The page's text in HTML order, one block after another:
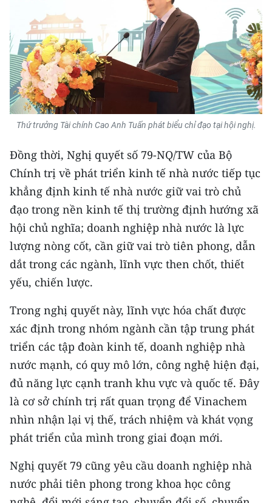
Thứ trưởng Tài chính Cao Anh Tuấn phát biểu chỉ đạo tại hội nghị.
Đồng thời, Nghị quyết số 79-NQ/TW của Bộ
Chính trị về phát triển kinh tế nhà nước tiếp tục
khẳng định kinh tế nhà nước giữ vai trò chủ
đạo trong nền kinh tế thị trường định hướng xã
hội chủ nghĩa; doanh nghiệp nhà nước là lực
lượng nòng cốt, cần giữ vai trò tiên phong, dẫn
dắt trong các ngành, lĩnh vực then chốt, thiết
yếu, chiến lược.
Trong nghị quyết này, lĩnh vực hóa chất được
xác định trong nhóm ngành cần tập trung phát
triển các tập đoàn kinh tế, doanh nghiệp nhà
nước mạnh, có quy mô lớn, công nghệ hiện đại,
đủ năng lực cạnh tranh khu vực và quốc tế. Đây
là cơ sở chính trị rất quan trọng để Vinachem
nhìn nhận lại vị thế, trách nhiệm và khát vọng
phát triển của mình trong giai đoạn mới.
Nghị quyết 79 cũng yêu cầu doanh nghiệp nhà
nước phải tiên phong trong khoa học công